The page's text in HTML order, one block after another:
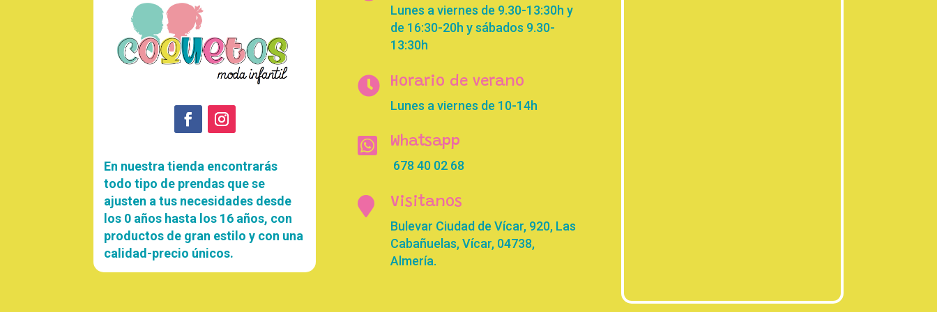
En nuestra tienda encontrarás
todo tipo de prendas que se
ajusten a tus necesidades desde
los 0 años hasta los 16 años, con
productos de gran estilo y con una
calidad-precio únicos.
Lunes a viernes de 9.30-13:30h y
de 16:30-20h y sábados 9.30-
13:30h
 Horario de verano
Lunes a viernes de 10-14h
 Whatsapp
678 40 02 68
 Visitanos
Bulevar Ciudad de Vícar, 920, Las
Cabañuelas, Vícar, 04738,
Almería.